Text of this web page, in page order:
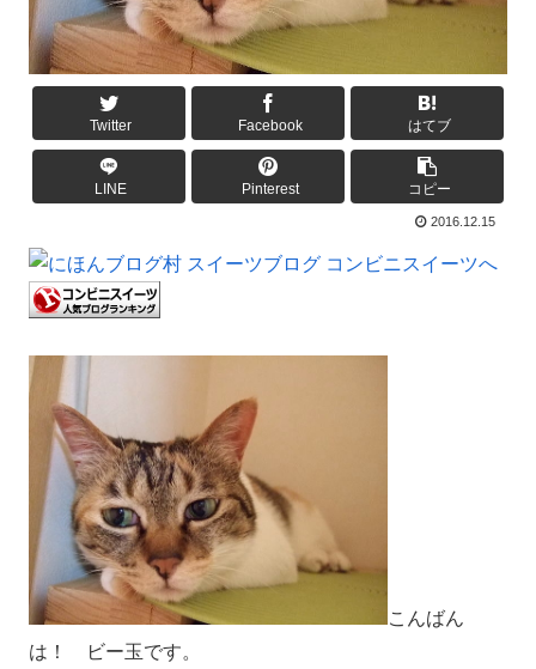
Twitter Facebook はてブ
LINE Pinterest コピー
2016.12.15
こんばん
は！ ビー玉です。